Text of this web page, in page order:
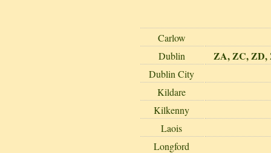
Carlow
Dublin
ZA, ZC, ZD,
Dublin City
Kildare
Kilkenny
Laois
Longford